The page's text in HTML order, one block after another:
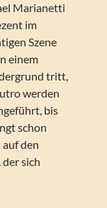
Marianetti
im
Szene
einem
tritt,
werden
bis
schon
den
sich